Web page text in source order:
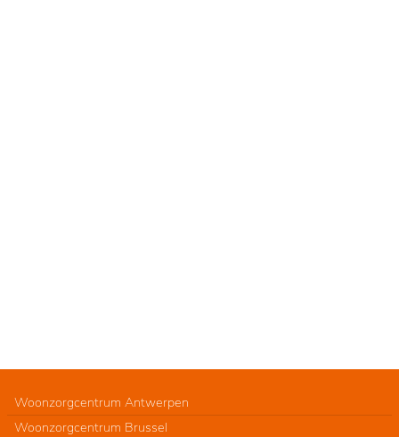
Woonzorgcentrum Antwerpen
Woonzorgcentrum Brussel